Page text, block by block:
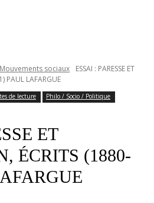
sociaux
ESSAI : PARESSE ET
PAUL LAFARGUE
de lecture
Philo / Socio / Politique
ET
ÉCRITS (1880-